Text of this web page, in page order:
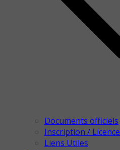
Documents officiels
Inscription / Licence
Liens Utiles